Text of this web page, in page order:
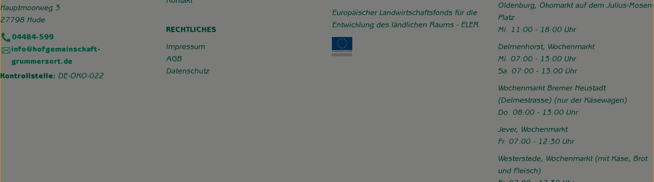
Hauptmoorweg 3
27798 Hude
04484-599
info@hofgemeinschaft-
grummersort.de
Kontrollstelle: DE-ÖKO-022
RECHTLICHES
Impressum
AGB
Datenschutz
Europäischer Landwirtschaftsfonds für die
Entwicklung des ländlichen Raums - ELER.
Externer Link zu https://www.hofgemeinschaft-grummersort.de/das-sind-wir/
Oldenburg, Ökomarkt auf dem Julius-Mosen-
Platz
Mi. 11:00 - 18:00 Uhr
Delmenhorst, Wochenmarkt
Mi. 07:00 - 13:00 Uhr
Sa. 07:00 - 13:00 Uhr
Wochenmarkt Bremer Neustadt
(Delmestrasse) (nur der Käsewagen)
Do. 08:00 - 13:00 Uhr
Jever, Wochenmarkt
Fr. 07:00 - 12:30 Uhr
Westerstede, Wochenmarkt (mit Käse, Brot
und Fleisch)